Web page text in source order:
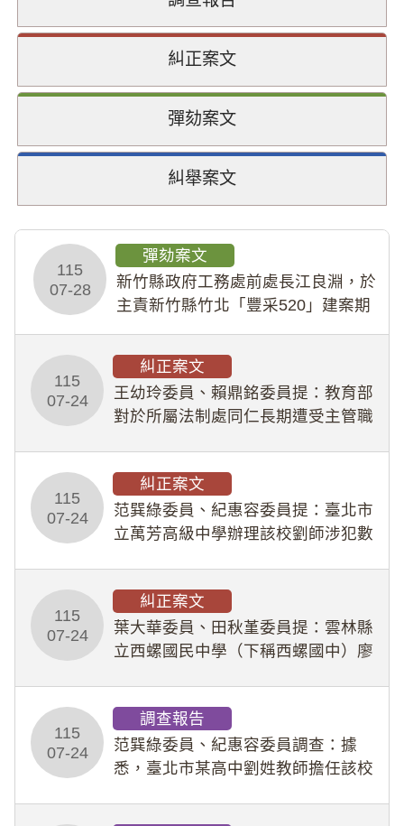
糾正案文
彈劾案文
糾舉案文
115
07-28
彈劾案文
新竹縣政府工務處前處長江良淵，於
主責新竹縣竹北「豐采520」建案期
幣1,483萬餘元，並長期收受建商餽
贈；復罔顧公共安全，圖利默許建商
於停工期間
115
07-24
糾正案文
王幼玲委員、賴鼎銘委員提：教育部
對於所屬法制處同仁長期遭受主管職
人員保障法」及「職業安全衛生法」
所定維護公務人員
115
07-24
糾正案文
范巽綠委員、紀惠容委員提：臺北市
立萬芳高級中學辦理該校劉師涉犯數
業把關與糾錯功能，不僅首份調查報
告漏未審酌師生不
115
07-24
糾正案文
葉大華委員、田秋堇委員提：雲林縣
立西螺國民中學（下稱西螺國中）廖
教羽球隊學生等行為，歷經該校校園
事件處理會議（下
115
07-24
調查報告
范巽綠委員、紀惠容委員調查：據
悉，臺北市某高中劉姓教師擔任該校